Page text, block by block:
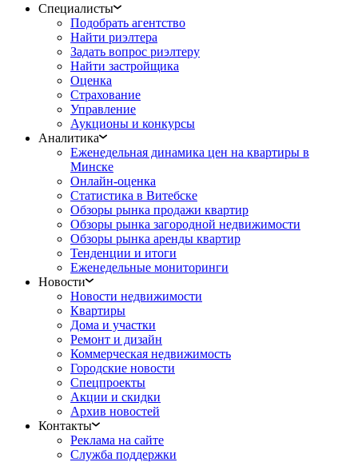
Специалисты
Подобрать агентство
Найти риэлтера
Задать вопрос риэлтеру
Найти застройщика
Оценка
Страхование
Управление
Аукционы и конкурсы
Аналитика
Еженедельная динамика цен на квартиры в
Минске
Онлайн-оценка
Статистика в Витебске
Обзоры рынка продажи квартир
Обзоры рынка загородной недвижимости
Обзоры рынка аренды квартир
Тенденции и итоги
Еженедельные мониторинги
Новости
Новости недвижимости
Квартиры
Дома и участки
Ремонт и дизайн
Коммерческая недвижимость
Городские новости
Спецпроекты
Акции и скидки
Архив новостей
Контакты
Реклама на сайте
Служба поддержки